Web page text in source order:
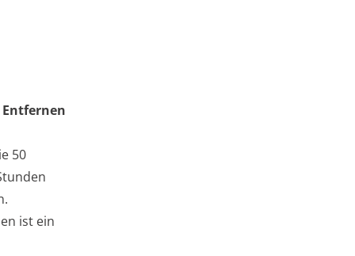
Entfernen
50
ist ein